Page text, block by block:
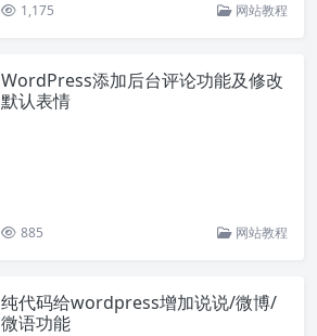
1,175 网站教程
WordPress添加后台评论功能及修改
默认表情
885 网站教程
纯代码给wordpress增加说说/微博/
微语功能